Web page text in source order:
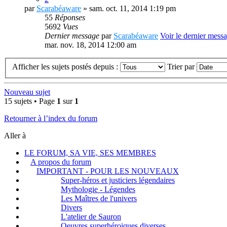
par Scarabéaware » sam. oct. 11, 2014 1:19 pm
55 Réponses
5692 Vues
Dernier message par Scarabéaware Voir le dernier
mar. nov. 18, 2014 12:00 am
Afficher les sujets postés depuis : Trier par
Nouveau sujet
15 sujets • Page 1 sur 1
Retourner à l’index du forum
Aller à
LE FORUM, SA VIE, SES MEMBRES
A propos du forum
IMPORTANT - POUR LES NOUVEAUX
Super-héros et justiciers légendaires
Mythologie - Légendes
Les Maîtres de l'univers
Divers
L'atelier de Sauron